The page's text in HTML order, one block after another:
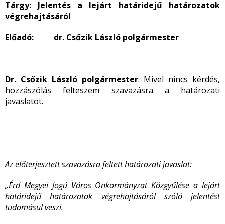
Tárgy: Jelentés a lejárt határidejű határozatok
végrehajtásáról
Előadó: dr. Csőzik László polgármester
Dr. Csőzik László polgármester: Mivel nincs kérdés,
hozzászólás felteszem szavazásra a határozati
javaslatot.
Az előterjesztett szavazásra feltett határozati javaslat:
„Érd Megyei Jogú Város Önkormányzat Közgyűlése a lejárt
határidejű határozatok végrehajtásáról szóló jelentést
tudomásul veszi.